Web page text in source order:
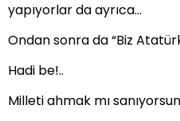
yapıyorlar da ayrıca…
Ondan sonra da “Biz
Hadi be!..
Milleti ahmak mı